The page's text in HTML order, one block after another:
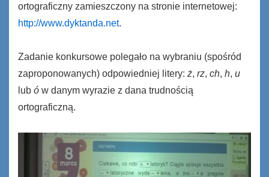
ortograficzny zamieszczony na stronie internetowej:
http://www.dyktanda.net.
Zadanie konkursowe polegało na wybraniu (spośród
zaproponowanych) odpowiedniej litery: ż, rz, ch, h, u
lub ó w danym wyrazie z dana trudnością
ortograficzną.